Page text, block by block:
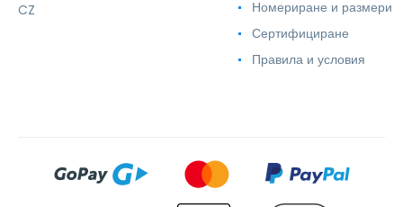
CZ
Номериране и размери
Сертифициране
Правила и условия